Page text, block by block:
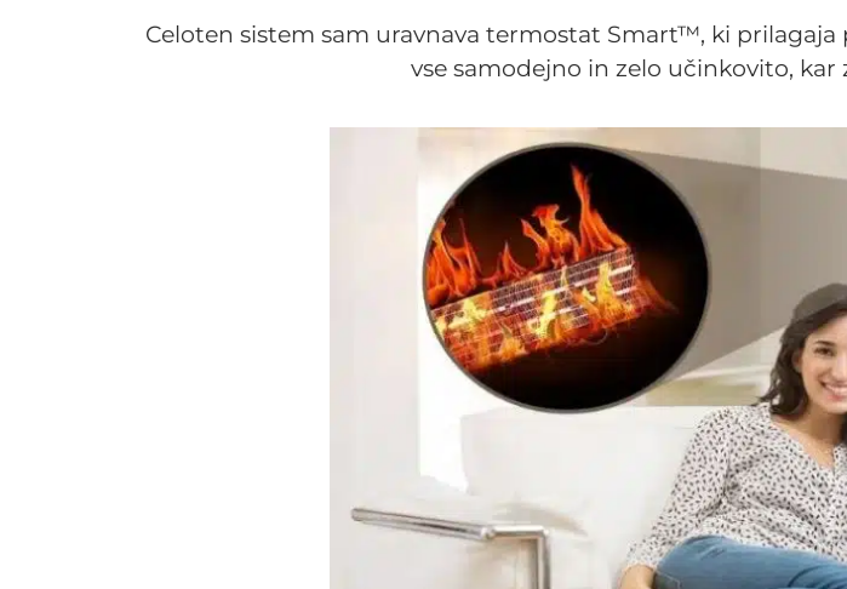
Celoten sistem sam uravnava termostat Smart™, ki
vse samodejno in zelo učinkovito,